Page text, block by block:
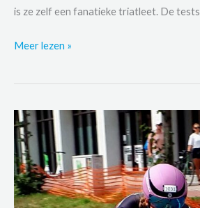
is ze zelf een fanatieke triatleet. De tests
Jouke’s
van
loopband
gehaald
door
de
sportarts!
Meer lezen »